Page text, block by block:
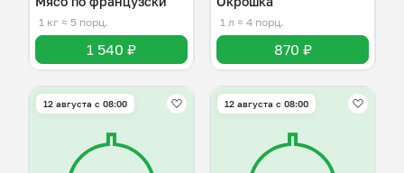
1 кг ≈ 5 порц.
1 540 ₽
1 л ≈ 4 порц.
870 ₽
12 августа с 08:00 12 августа с 08:00